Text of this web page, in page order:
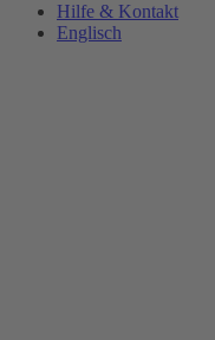
Hilfe & Kontakt
Englisch